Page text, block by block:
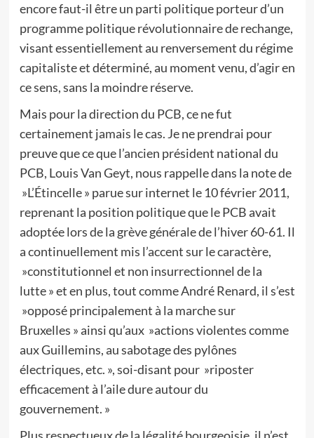
encore faut-il être un parti politique porteur d’un
programme politique révolutionnaire de rechange,
visant essentiellement au renversement du régime
capitaliste et déterminé, au moment venu, d’agir en
ce sens, sans la moindre réserve.
Mais pour la direction du PCB, ce ne fut
certainement jamais le cas. Je ne prendrai pour
preuve que ce que l’ancien président national du
PCB, Louis Van Geyt, nous rappelle dans la note de
»L’Étincelle » parue sur internet le 10 février 2011,
reprenant la position politique que le PCB avait
adoptée lors de la grève générale de l’hiver 60-61. Il
a continuellement mis l’accent sur le caractère,
»constitutionnel et non insurrectionnel de la
lutte » et en plus, tout comme André Renard, il s’est
»opposé principalement à la marche sur
Bruxelles » ainsi qu’aux »actions violentes comme
aux Guillemins, au sabotage des pylônes
électriques, etc. », soi-disant pour »riposter
efficacement à l’aile dure autour du
gouvernement. »